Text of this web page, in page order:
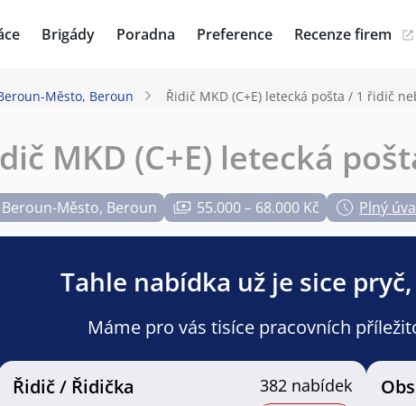
Brigády Poradna Preference Recenze firem
Město, Beroun Řidič MKD (C+E) letecká pošta / 1 řidič
MKD (C+E) letecká
Beroun-Město, Beroun 55.000 – 68.000 Kč Plný
Tahle nabídka už je sice
Máme pro vás tisíce pracovních
Řidič / Řidička 382 nabídek